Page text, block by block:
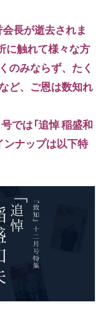
長が逝去されま
に触れて様々な方
のみならず、たく
ど、ご恩は数知れ
では「追悼 稲盛和
ンナップは以下特